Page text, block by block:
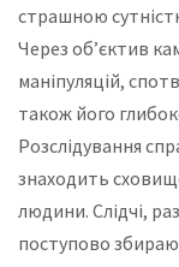
страшною
Через об’єктив
маніпуляцій,
також його
Розслідування
знаходить
людини. Слідчі,
поступово